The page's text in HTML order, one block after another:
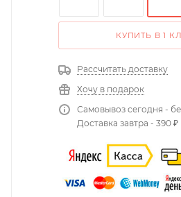
КУПИТЬ В 1
Рассчитать доставку
Хочу в подарок
Самовывоз сегодня -
Доставка завтра - 390 ₽